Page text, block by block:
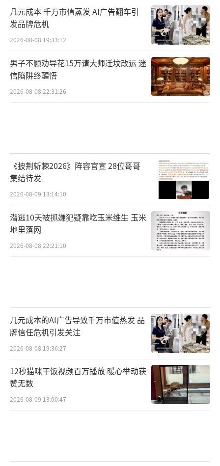
几元成本 千万市值蒸发 AI广告翻车引
发品牌危机
2026-08-08 19:33:12
男子不顾劝导花15万请大师迁坟改运 迷
信陷阱终醒悟
2026-08-08 22:31:26
《披荆斩棘2026》阵容官宣 28位哥哥
集结待发
2026-08-09 13:14:10
潜逃10天被抓嫌犯疑靠吃玉米维生 玉米
地里落网
2026-08-08 22:21:10
几元成本的AI广告导致千万市值蒸发 品
牌信任危机引发关注
2026-08-08 19:36:27
12秒猫咪干饭视频百万播放 暖心举动获
赞无数
2026-08-09 13:00:47